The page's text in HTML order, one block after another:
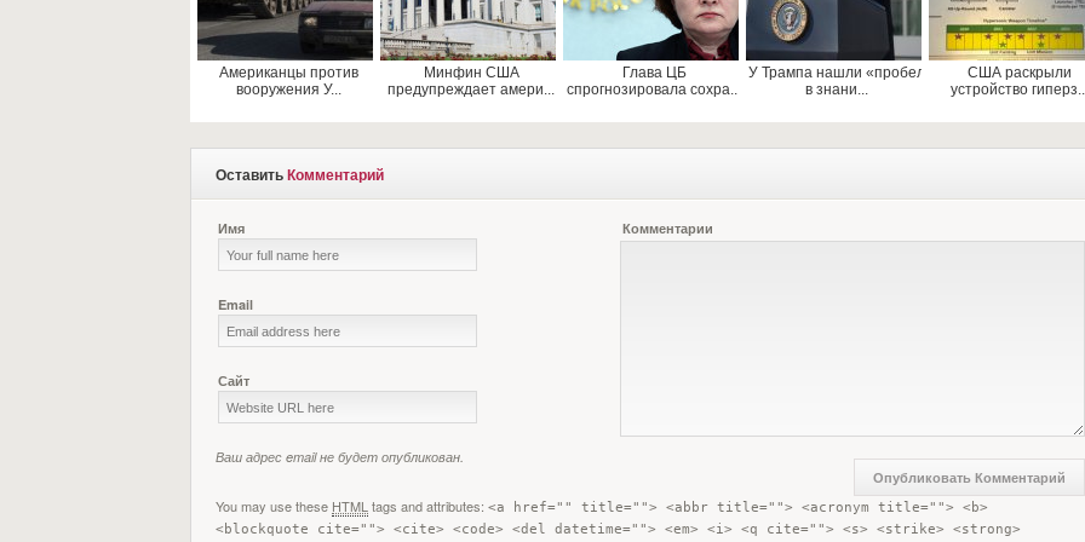
Американцы против
вооружения У...
Минфин США
предупреждает амери...
Глава ЦБ
спрогнозировала сохра...
У Трампа нашли «пробел
в знани...
США раскрыли
устройство
ОставитьКомментарий
Имя
Email
Сайт
Ваш адрес email не будет опубликован.
Комментарии
You may use these HTML tags and attributes: <a href="" title=""> <abbr title=""> <acronym title=""> <b>
<blockquote cite=""> <cite> <code> <del datetime=""> <em> <i> <q cite=""> <s> <strike> <strong>